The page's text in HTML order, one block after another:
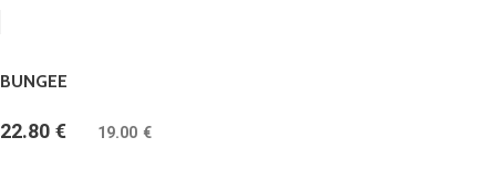
BUNGEE
22.80 € 19.00 €